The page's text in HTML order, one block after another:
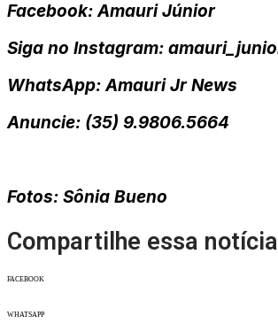
Facebook: Amauri Júnior
Siga no Instagram:
WhatsApp: Amauri Jr News
Anuncie: (35) 9.9806.5664
Fotos: Sônia Bueno
Compartilhe essa
FACEBOOK
WHATSAPP